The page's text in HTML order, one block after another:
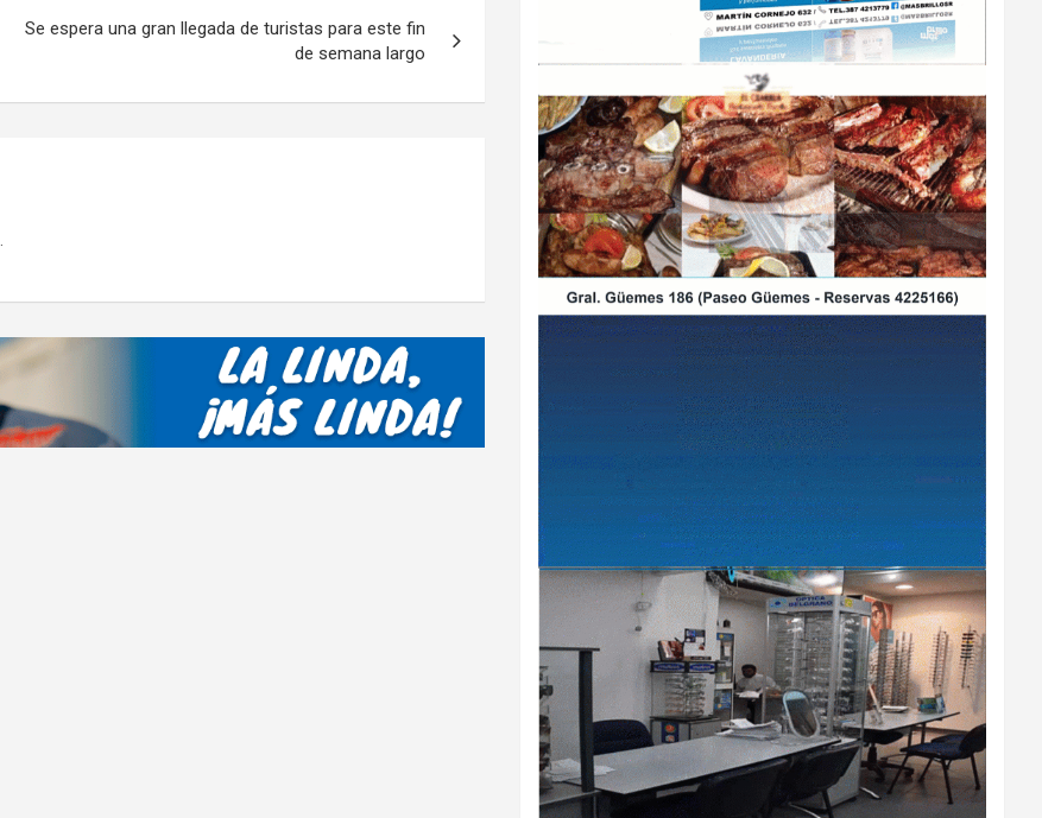
tir
Se espera una gran llegada de turistas para este fin
de semana largo